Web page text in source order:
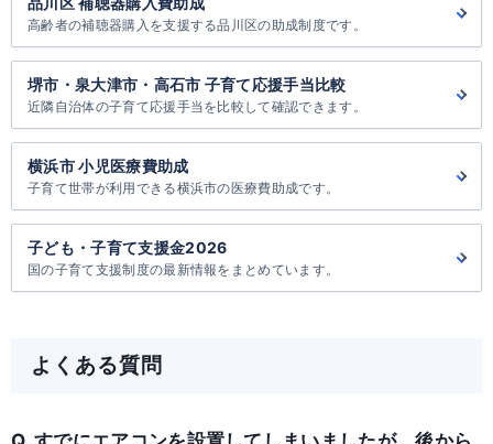
高齢者の補聴器購入を支援する品川区の助成制度です。
堺市・泉大津市・高石市 子育て応援手当比較
近隣自治体の子育て応援手当を比較して確認できます。
横浜市 小児医療費助成
子育て世帯が利用できる横浜市の医療費助成です。
子ども・子育て支援金2026
国の子育て支援制度の最新情報をまとめています。
よくある質問